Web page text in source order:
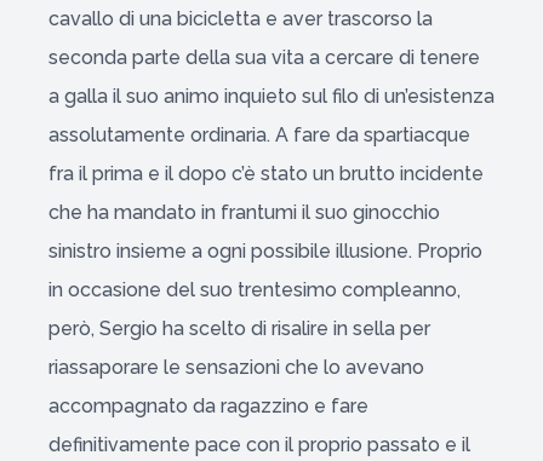
cavallo di una bicicletta e aver trascorso la
seconda parte della sua vita a cercare di tenere
a galla il suo animo inquieto sul filo di un’esistenza
assolutamente ordinaria. A fare da spartiacque
fra il prima e il dopo c’è stato un brutto incidente
che ha mandato in frantumi il suo ginocchio
sinistro insieme a ogni possibile illusione. Proprio
in occasione del suo trentesimo compleanno,
però, Sergio ha scelto di risalire in sella per
riassaporare le sensazioni che lo avevano
accompagnato da ragazzino e fare
definitivamente pace con il proprio passato e il